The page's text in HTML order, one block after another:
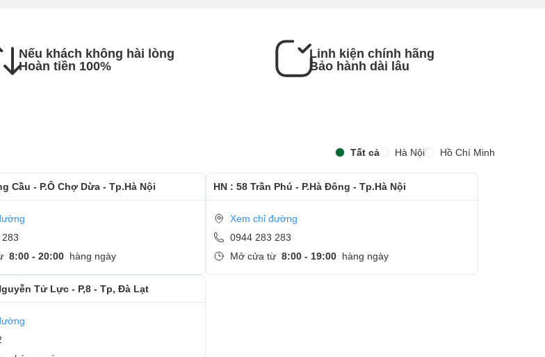
hàng.
chóng chỉ trong khoảng 15 - 20 phút.
tra lại màn hình mới
dịch vụ thay màn hình tại Ngọc Nguyễn
Nếu khách không hài lòng
Hoàn tiền 100%
Linh kiện chính hãng
Bảo hành dài lâu
Tất cả Hà Nội Hồ Chí Minh
Cầu - P.Ô Chợ Dừa - Tp.Hà Nội
8:00 - 20:00 hàng ngày
HN : 58 Trần Phú - P.Hà Đông - Tp.Hà Nội
Xem chỉ đường
0944 283 283
Mở cửa từ 8:00 - 19:00 hàng ngày
Tử Lực - P,8 - Tp, Đà Lạt